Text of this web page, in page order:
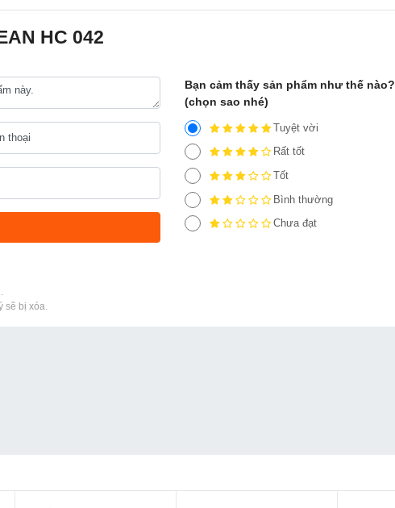
HC 042
Bạn cảm thấy sản phẩm như thế nào?
(chọn sao nhé)
Tuyệt vời
Rất tốt
Tốt
Bình thường
Chưa đạt
sẽ bị xóa.